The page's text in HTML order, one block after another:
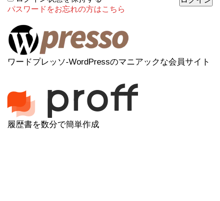
パスワードをお忘れの方はこちら
ワードプレッソ-WordPressのマニアックな会員サイト
履歴書を数分で簡単作成